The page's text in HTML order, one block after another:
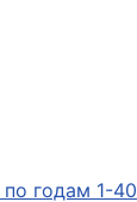
годам 1-40